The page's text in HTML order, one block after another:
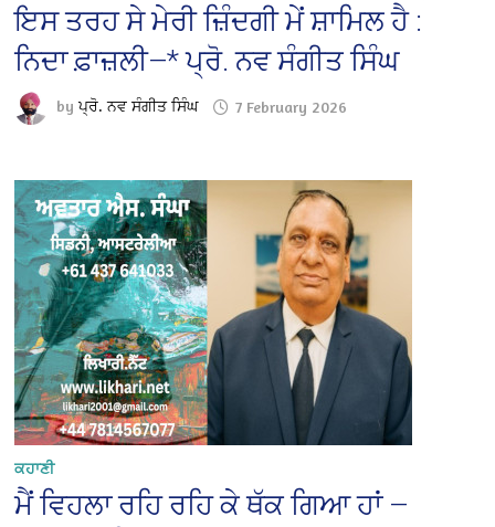
ਇਸ ਤਰਹ ਸੇ ਮੇਰੀ ਜ਼ਿੰਦਗੀ ਮੇਂ ਸ਼ਾਮਿਲ ਹੈ :
ਨਿਦਾ ਫ਼ਾਜ਼ਲੀ—* ਪ੍ਰੋ. ਨਵ ਸੰਗੀਤ ਸਿੰਘ
byਪ੍ਰੋ. ਨਵ ਸੰਗੀਤ ਸਿੰਘ 7 February 2026
ਕਹਾਣੀ
ਮੈਂ ਵਿਹਲਾ ਰਹਿ ਰਹਿ ਕੇ ਥੱਕ ਗਿਆ ਹਾਂ —